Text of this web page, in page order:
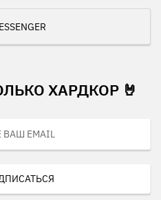
ХАРДКОР 🤘